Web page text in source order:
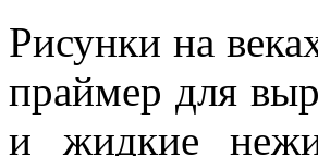
Рисунки на
праймер для
и жидкие